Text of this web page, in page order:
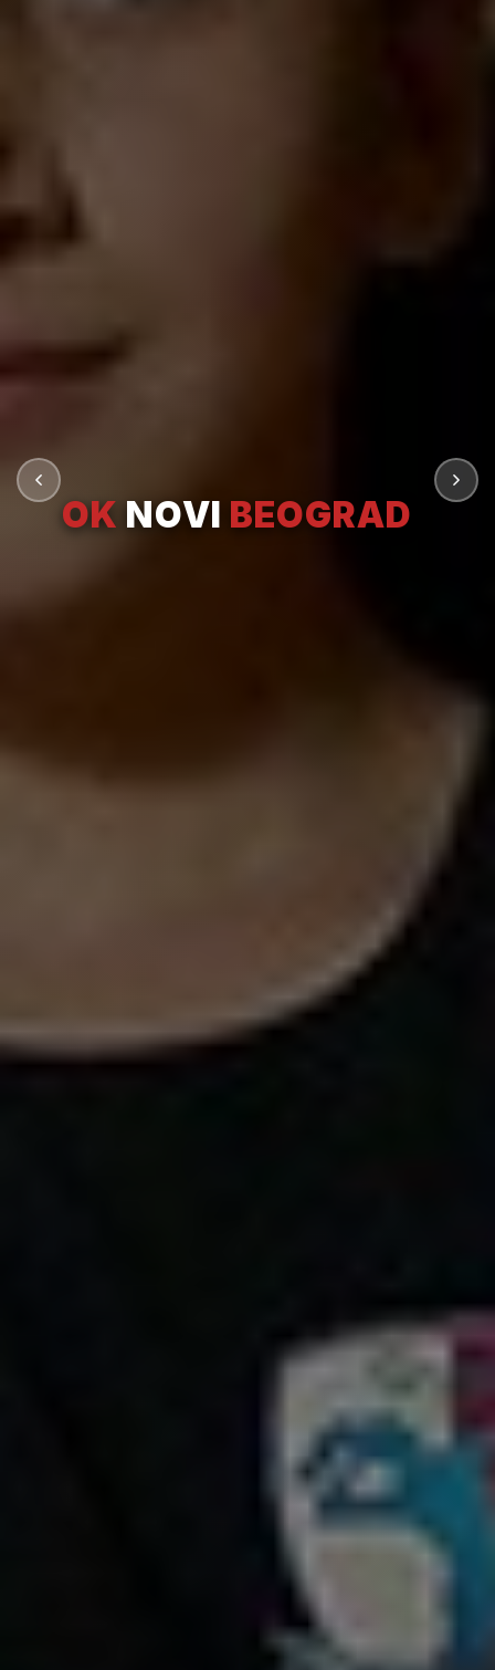
OK NOVI BEOGRAD